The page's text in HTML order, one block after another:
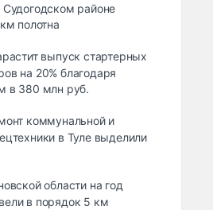
районе
полотна
выпуск стартерных
на 20% благодаря
в 380 млн руб.
коммунальной и
в Туле выделили
области на год
в порядок 5 км